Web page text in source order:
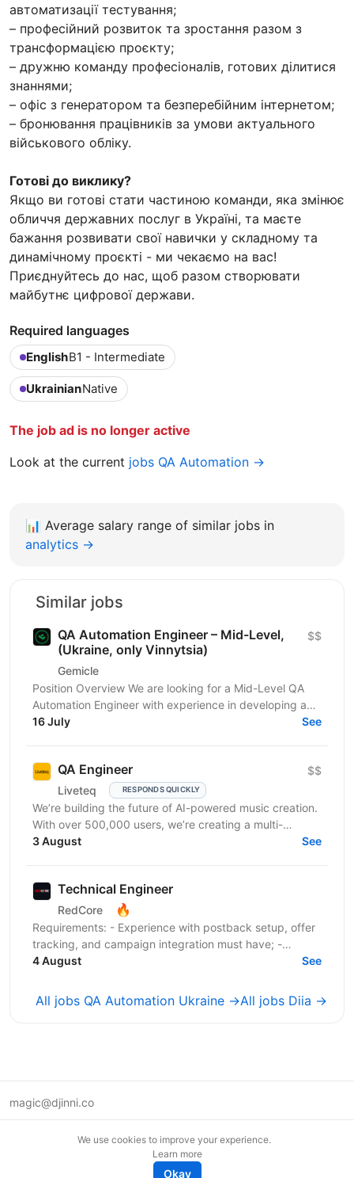
автоматизації тестування;
– професійний розвиток та зростання разом з
трансформацією проєкту;
– дружню команду професіоналів, готових ділитися
знаннями;
– офіс з генератором та безперебійним інтернетом;
– бронювання працівників за умови актуального
військового обліку.
Готові до виклику?
Якщо ви готові стати частиною команди, яка змінює
обличчя державних послуг в Україні, та маєте
бажання розвивати свої навички у складному та
динамічному проєкті - ми чекаємо на вас!
Приєднуйтесь до нас, щоб разом створювати
майбутнє цифрової держави.
Required languages
EnglishB1 - Intermediate
UkrainianNative
The job ad is no longer active
Look at the current jobs QA Automation →
📊 Average salary range of similar jobs in
analytics →
Similar jobs
QA Automation Engineer – Mid-Level,
(Ukraine, only Vinnytsia)
Gemicle
$$
Position Overview We are looking for a Mid-Level QA
Automation Engineer with experience in developing and
maintaining automated tests for both web and...
16 July See
QA Engineer
Liveteq RESPONDS QUICKLY
$$
We’re building the future of AI-powered music creation.
With over 500,000 users, we’re creating a multi-
language AI platform that empowers music creators,...
3 August See
Technical Engineer
RedCore 🔥
Requirements: - Experience with postback setup, offer
tracking, and campaign integration must have; -
Experience with retargeting pixels, tracking events,...
4 August See
All jobs QA Automation Ukraine →All jobs Diia →
magic@djinni.co
We use cookies to improve your experience.
Learn more
Okay